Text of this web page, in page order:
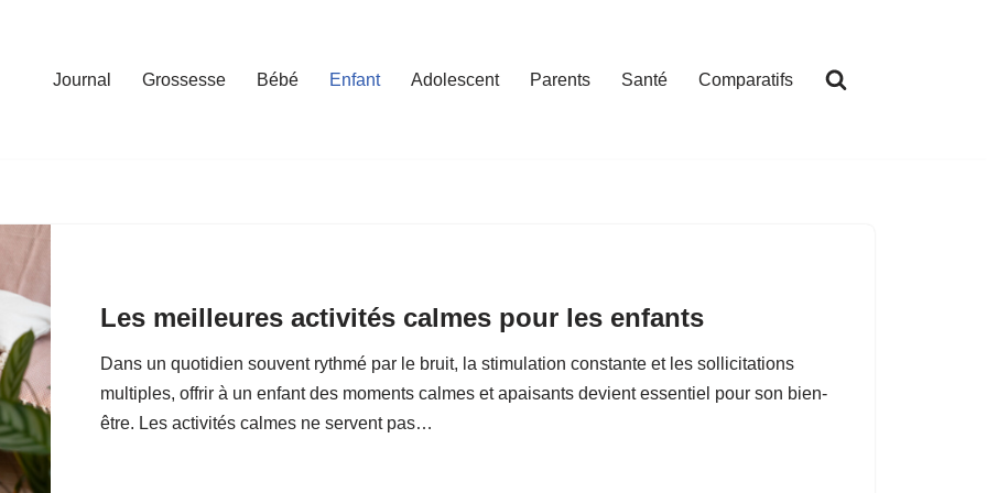
Journal Grossesse Bébé Enfant Adolescent Parents Santé Comparatifs
Les meilleures activités calmes pour les enfants
Dans un quotidien souvent rythmé par le bruit, la stimulation constante et les sollicitations
multiples, offrir à un enfant des moments calmes et apaisants devient essentiel pour son bien-
être. Les activités calmes ne servent pas…